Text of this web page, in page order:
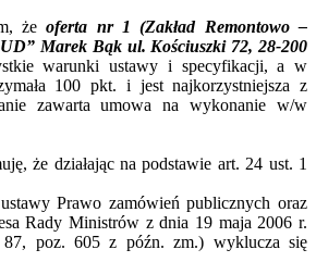
żeoferta nr 1 (Zakład Remontowo –
Marek Bąk ul. Kościuszki 72, 28-200
warunki ustawy i specyfikacji, a w
100 pkt. i jest najkorzystniejsza z
zawarta umowa na wykonanie w/w
że działając na podstawie art. 24 ust. 1
Prawo zamówień publicznych oraz
Rady Ministrów z dnia 19 maja 2006 r.
poz. 605 z późn. zm.) wyklucza się